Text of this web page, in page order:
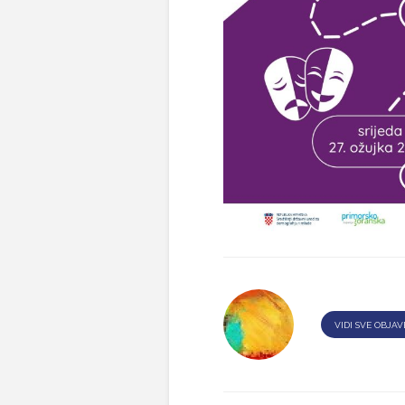
VIDI SVE